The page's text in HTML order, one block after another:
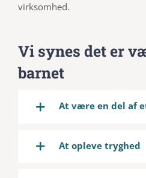
virksomhed.
Vi synes det er
barnet
At være en del af
At opleve tryghed